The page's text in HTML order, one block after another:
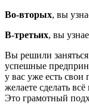
Во-вторых, вы
В-третьих, вы
Вы решили
успешные
у вас уже есть свои
желаете сделать
Это грамотный